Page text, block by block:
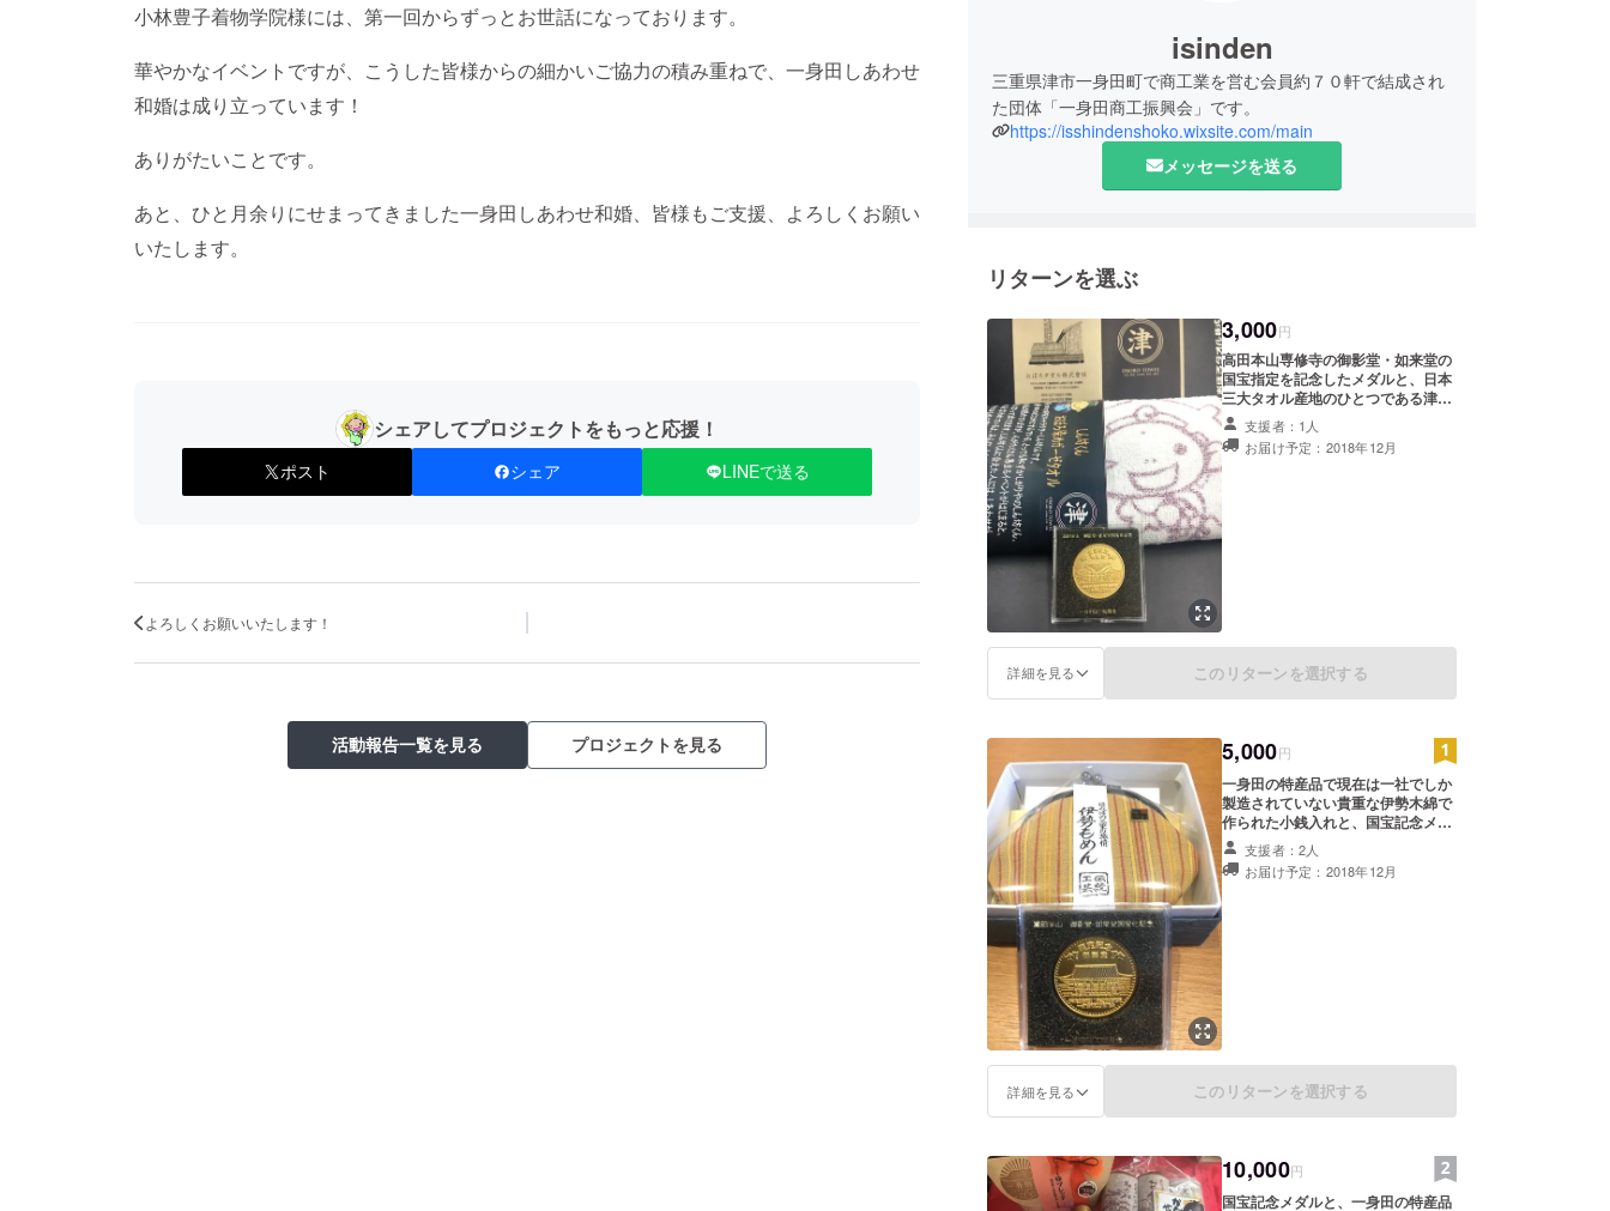
小林豊子着物学院様には、第一回からずっとお世話になっております。
華やかなイベントですが、こうした皆様からの細かいご協力の積み重ねで、一身田しあわせ
和婚は成り立っています！
ありがたいことです。
あと、ひと月余りにせまってきました一身田しあわせ和婚、皆様もご支援、よろしくお願い
いたします。
シェアしてプロジェクトをもっと応援！
ポスト シェア LINEで送る
よろしくお願いいたします！
活動報告一覧を見る プロジェクトを見る
isinden
三重県津市一身田町で商工業を営む会員約７０軒で結成され
た団体「一身田商工振興会」です。
https://isshindenshoko.wixsite.com/main
メッセージを送る
リターンを選ぶ
3,000円
高田本山専修寺の御影堂・如来堂の
国宝指定を記念したメダルと、日本
三大タオル産地のひとつである津の
「おぼろタオル」を使用した、しん
坊くんおぼろ染めガーゼタオルの
セットです。
支援者：1人
お届け予定：2018年12月
詳細を見る このリターンを選択する
5,000円
一身田の特産品で現在は一社でしか
製造されていない貴重な伊勢木綿で
作られた小銭入れと、国宝記念メダ
ルのセットです。
支援者：2人
お届け予定：2018年12月
詳細を見る このリターンを選択する
10,000円
国宝記念メダルと、一身田の特産品